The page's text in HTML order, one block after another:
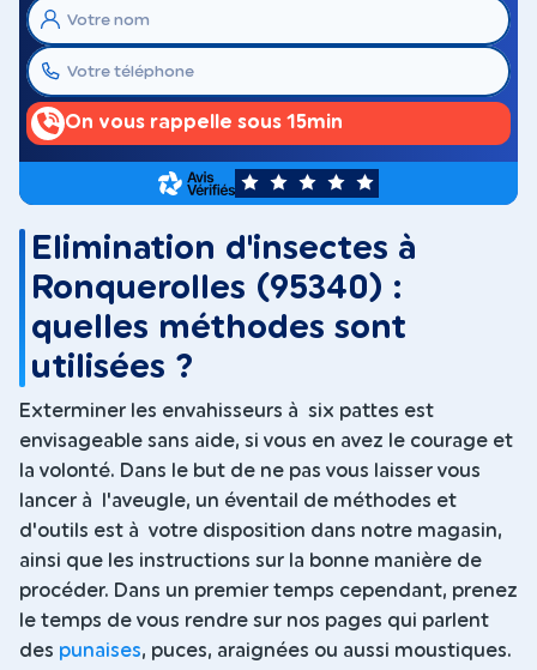
On vous rappelle sous 15min
5
Elimination d'insectes à
Ronquerolles (95340) :
quelles méthodes sont
utilisées ?
Exterminer les envahisseurs à six pattes est
envisageable sans aide, si vous en avez le courage et
la volonté. Dans le but de ne pas vous laisser vous
lancer à l'aveugle, un éventail de méthodes et
d'outils est à votre disposition dans notre magasin,
ainsi que les instructions sur la bonne manière de
procéder. Dans un premier temps cependant, prenez
le temps de vous rendre sur nos pages qui parlent
des punaises, puces, araignées ou aussi moustiques.